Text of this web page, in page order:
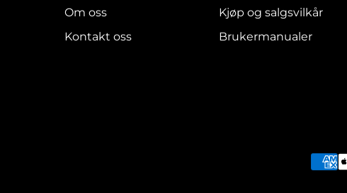
Om oss
Kontakt oss
Kjøp og salgsvilkår
Brukermanualer